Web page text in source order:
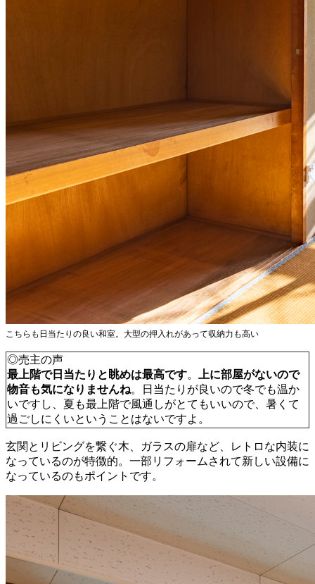
こちらも日当たりの良い和室。大型の押入れがあって収納力も高い
◎売主の声
最上階で日当たりと眺めは最高です。
上に部屋がないので
物音も気になりませんね。日当たりが良いので冬でも温か
いですし、夏も最上階で風通しがとてもいいので、暑くて
過ごしにくいということはないですよ。
玄関とリビングを繋ぐ木、ガラスの扉など、レトロな内装に
なっているのが特徴的。一部リフォームされて新しい設備に
なっているのもポイントです。